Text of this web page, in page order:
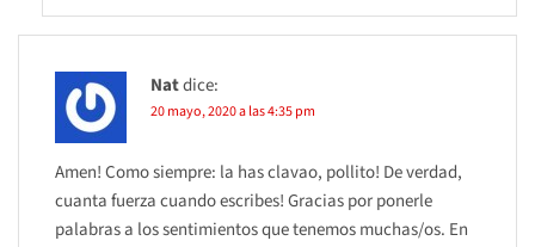
Natdice:
20 mayo, 2020 a las 4:35 pm
Amen! Como siempre: la has clavao, pollito! De verdad,
cuanta fuerza cuando escribes! Gracias por ponerle
palabras a los sentimientos que tenemos muchas/os. En